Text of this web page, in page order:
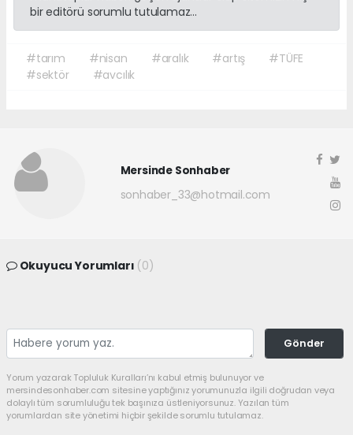
bir editörü sorumlu tutulamaz...
#tarım #nisan #aralık #artış
#TÜFE
#sektör
#avcılık
Mersinde Sonhaber
sonhaber_33@hotmail.com
Okuyucu Yorumları (0)
Gönder
Yorum yazarak Topluluk Kuralları’nı kabul etmiş bulunuyor ve
mersindesonhaber.com sitesine yaptığınız yorumunuzla ilgili doğrudan veya
dolaylı tüm sorumluluğu tek başınıza üstleniyorsunuz. Yazılan tüm
yorumlardan site yönetimi hiçbir şekilde sorumlu tutulamaz.